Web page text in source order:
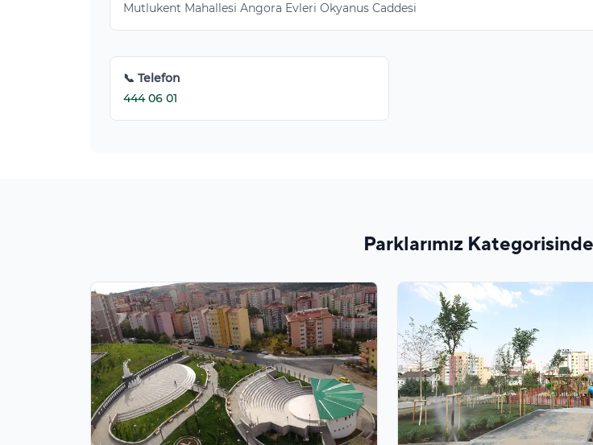
Mutlukent Mahallesi Angora Evleri Okyanus Caddesi
📞 Telefon
444 06 01
Parklarımız